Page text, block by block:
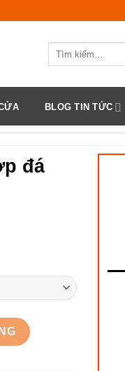
BLOG TIN TỨC
đá
số lượng